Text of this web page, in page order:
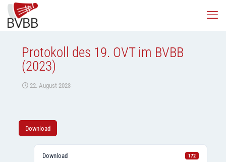
Protokoll des 19. OVT im BVBB
(2023)
22. August 2023
Download
Download 172